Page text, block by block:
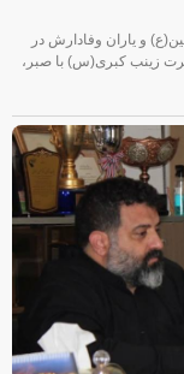
و یاران وفادارش در
زینب کبری(س) با صبر،